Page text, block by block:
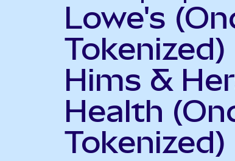
Lowe's
Tokenized)
Hims &
Health
Tokenized)